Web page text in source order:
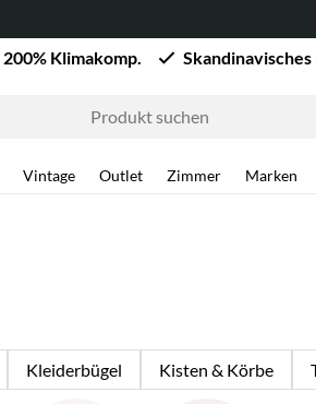
200% Klimakomp. Skandinavisches
Vintage Outlet Zimmer Marken
Kleiderbügel Kisten & Körbe